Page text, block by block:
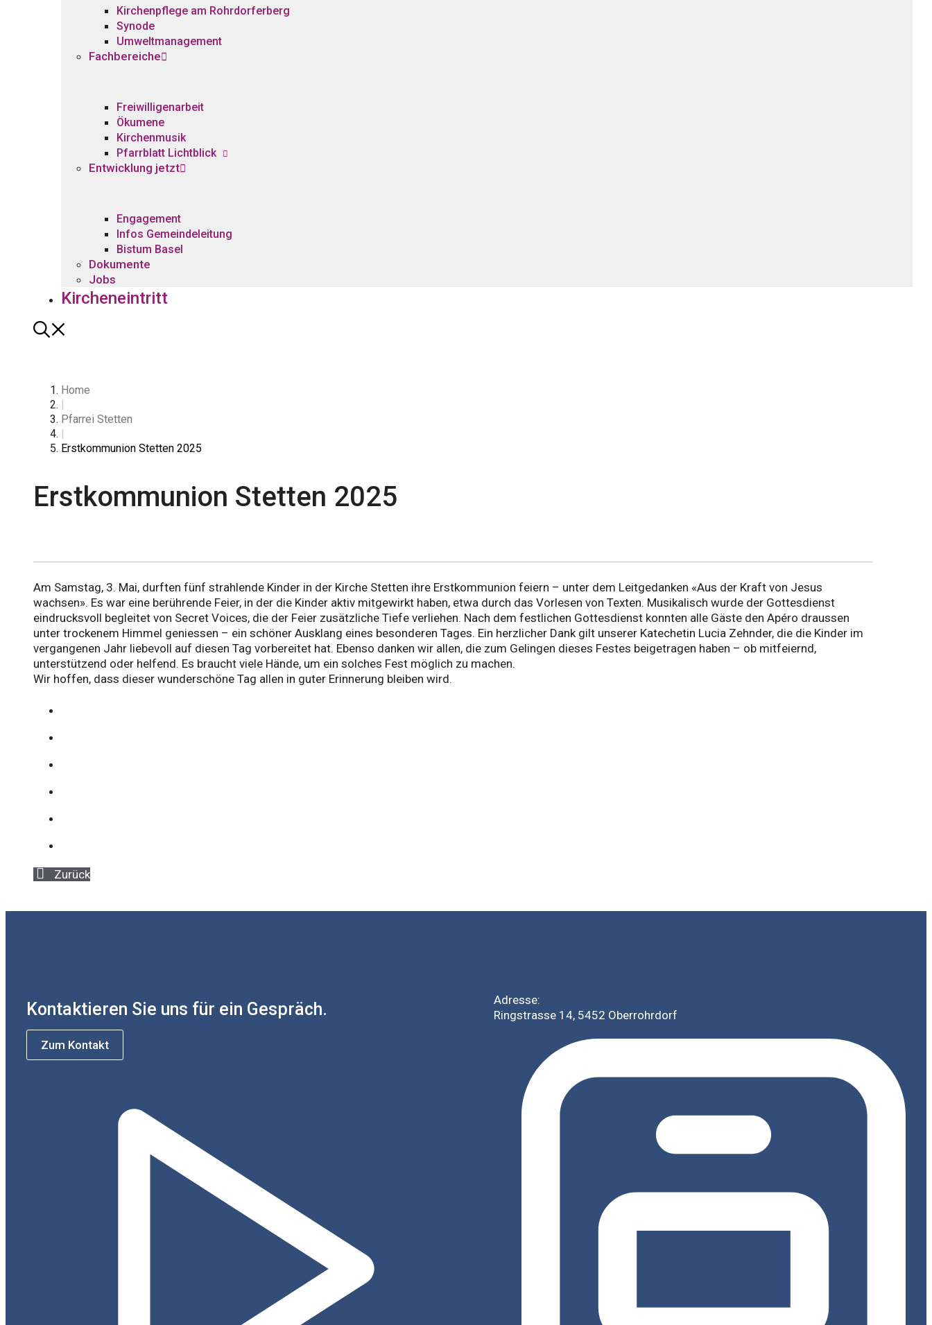
Kirchenpflege am Rohrdorferberg
Synode
Umweltmanagement
Fachbereiche
Freiwilligenarbeit
Ökumene
Kirchenmusik
Pfarrblatt Lichtblick
Entwicklung jetzt
Engagement
Infos Gemeindeleitung
Bistum Basel
Dokumente
Jobs
Kircheneintritt
Home
|
Pfarrei Stetten
|
Erstkommunion Stetten 2025
Erstkommunion Stetten 2025
Am Samstag, 3. Mai, durften fünf strahlende Kinder in der Kirche Stetten ihre Erstkommunion feiern – unter dem Leitgedanken «Aus der Kraft von Jesus
wachsen». Es war eine berührende Feier, in der die Kinder aktiv mitgewirkt haben, etwa durch das Vorlesen von Texten. Musikalisch wurde der Gottesdienst
eindrucksvoll begleitet von Secret Voices, die der Feier zusätzliche Tiefe verliehen. Nach dem festlichen Gottesdienst konnten alle Gäste den Apéro draussen
unter trockenem Himmel geniessen – ein schöner Ausklang eines besonderen Tages. Ein herzlicher Dank gilt unserer Katechetin Lucia Zehnder, die die Kinder im
vergangenen Jahr liebevoll auf diesen Tag vorbereitet hat. Ebenso danken wir allen, die zum Gelingen dieses Festes beigetragen haben – ob mitfeiernd,
unterstützend oder helfend. Es braucht viele Hände, um ein solches Fest möglich zu machen.
Wir hoffen, dass dieser wunderschöne Tag allen in guter Erinnerung bleiben wird.
Zurück
Kontaktieren Sie uns für ein Gespräch.
Zum Kontakt
Adresse:
Ringstrasse 14, 5452 Oberrohrdorf